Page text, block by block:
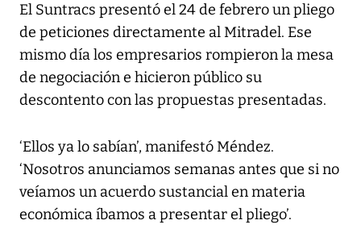
El Suntracs presentó el 24 de febrero un pliego
de peticiones directamente al Mitradel. Ese
mismo día los empresarios rompieron la mesa
de negociación e hicieron público su
descontento con las propuestas presentadas.
‘Ellos ya lo sabían’, manifestó Méndez.
‘Nosotros anunciamos semanas antes que si no
veíamos un acuerdo sustancial en materia
económica íbamos a presentar el pliego’.